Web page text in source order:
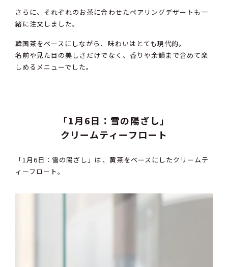
さらに、それぞれのお茶に合わせたペアリングデザートも一
緒に注文しました。
韓国茶をベースにしながら、味わいはとても現代的。
名前や見た目の美しさだけでなく、香りや余韻まで含めて楽
しめるメニューでした。
「1月6日：雪の陽ざし」
クリームティーフロート
「1月6日：雪の陽ざし」は、黄茶をベースにしたクリームテ
ィーフロート。